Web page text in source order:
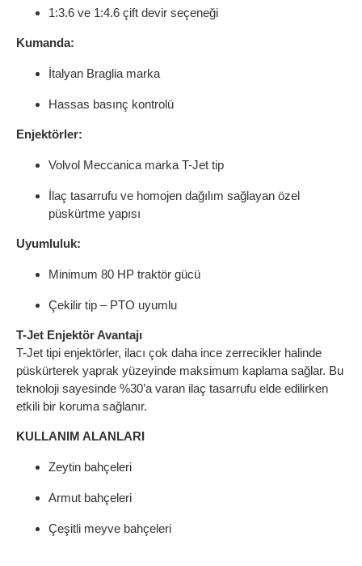
1:3.6 ve 1:4.6 çift devir seçeneği
Kumanda:
İtalyan Braglia marka
Hassas basınç kontrolü
Enjektörler:
Volvol Meccanica marka T-Jet tip
İlaç tasarrufu ve homojen dağılım sağlayan özel
püskürtme yapısı
Uyumluluk:
Minimum 80 HP traktör gücü
Çekilir tip – PTO uyumlu
T-Jet Enjektör Avantajı
T-Jet tipi enjektörler, ilacı çok daha ince zerrecikler halinde
püskürterek yaprak yüzeyinde maksimum kaplama sağlar. Bu
teknoloji sayesinde %30’a varan ilaç tasarrufu elde edilirken
etkili bir koruma sağlanır.
KULLANIM ALANLARI
Zeytin bahçeleri
Armut bahçeleri
Çeşitli meyve bahçeleri